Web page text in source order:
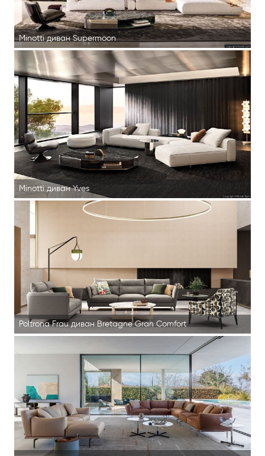
Minotti диван Supermoon
Minotti диван Yves
Poltrona Frau диван Bretagne Gran Comfort